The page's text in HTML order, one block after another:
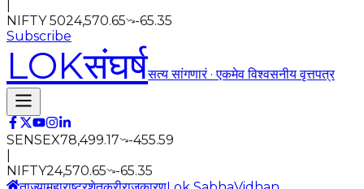
NIFTY 5024,570.65
-65.35
Subscribe
LOKसंघर्षसत्य सांगणारं · एकमेव विश्वसनीय वृत्तपत्र
SENSEX78,499.17
-455.59
NIFTY24,570.65
-65.35